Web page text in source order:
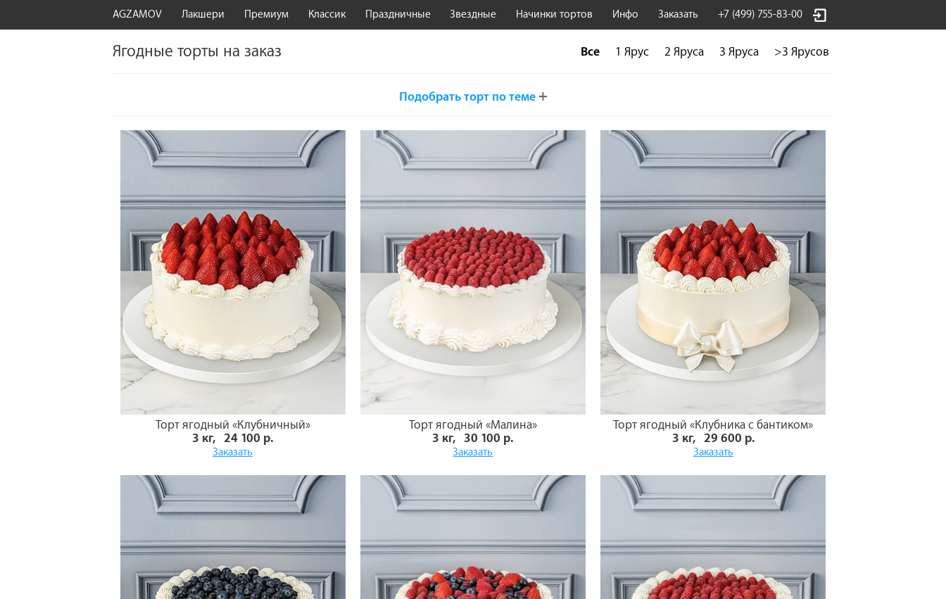
AGZAMOV Лакшери Премиум Классик Праздничные Звездные Начинки тортов Инфо Заказать +7 (499) 755-83-00
Ягодные торты на заказ Все 1 Ярус 2 Яруса 3 Яруса >3 Ярусов
Подобрать торт по теме +
Торт ягодный «Клубничный»
3 кг, 24 100 р.
Заказать
Торт ягодный «Малина»
3 кг, 30 100 р.
Заказать
Торт ягодный «Клубника с бантиком»
3 кг, 29 600 р.
Заказать